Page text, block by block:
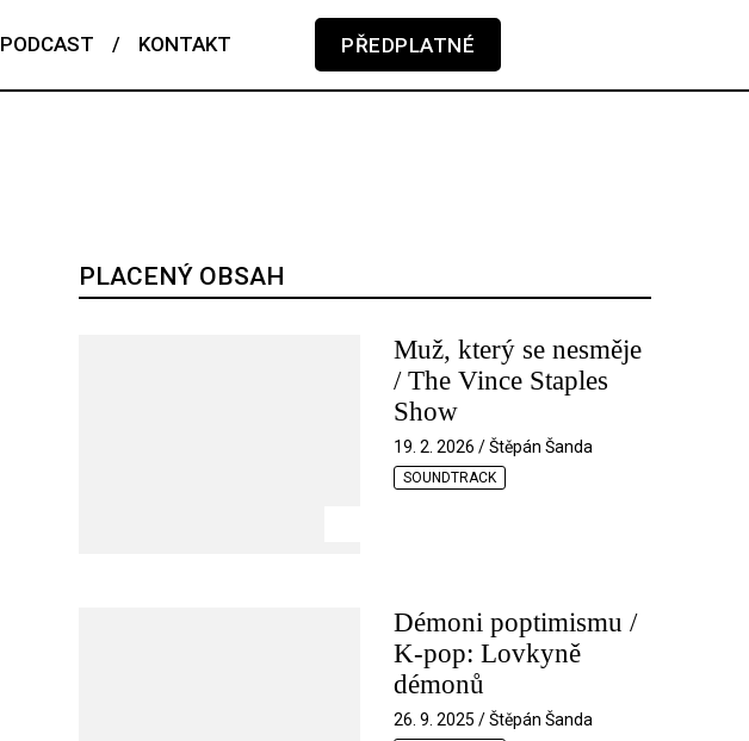
PODCAST / KONTAKT PŘEDPLATNÉ
PLACENÝ OBSAH
Muž, který se nesměje
/ The Vince Staples
Show
19. 2. 2026 / Štěpán Šanda
SOUNDTRACK
Démoni poptimismu /
K-pop: Lovkyně
démonů
26. 9. 2025 / Štěpán Šanda